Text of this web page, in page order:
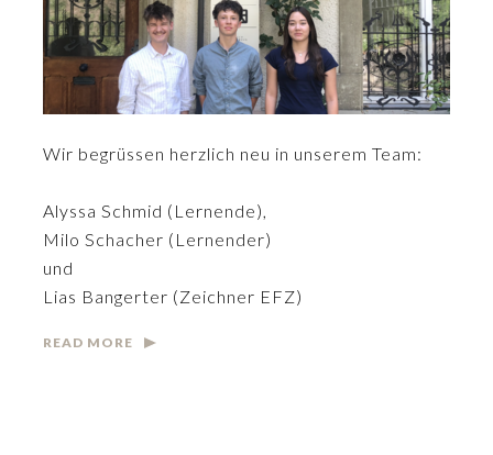
Wir begrüssen herzlich neu in unserem Team:
Alyssa Schmid (Lernende),
Milo Schacher (Lernender)
und
Lias Bangerter (Zeichner EFZ)
READ MORE